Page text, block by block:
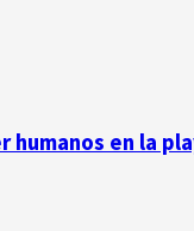
en la